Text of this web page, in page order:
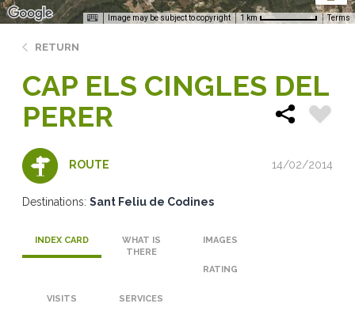
Image may be subject to copyright 1 km Terms
RETURN
CAP ELS CINGLES DEL
PERER
ROUTE 14/02/2014
Destinations: Sant Feliu de Codines
INDEX CARD
WHAT IS
THERE
IMAGES
RATING
VISITS SERVICES